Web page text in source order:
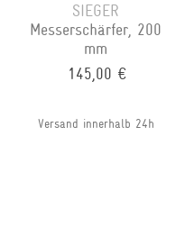
SIEGER
Messerschärfer, 200
mm
145,00 €
Versand innerhalb 24h